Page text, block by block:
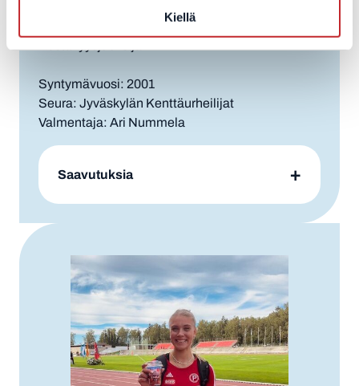
Kiellä
Eemil Helander
Kestävyysjuoksija
Syntymävuosi: 2001
Seura: Jyväskylän Kenttäurheilijat
Valmentaja: Ari Nummela
Saavutuksia